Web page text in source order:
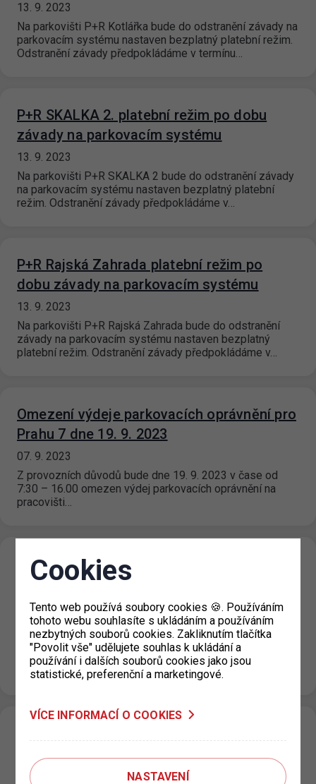
13. 9. 2023
Na parkovišti P+R Kotlářka bude do odstranění závady na
parkovacím systému nastaven bezplatný platební režim.
Odstranění závady předpokládáme v termínu…
P+R SKALKA 2. platební režim po dobu
závady na parkovacím systému
13. 9. 2023
Na parkovišti P+R SKALKA 2 bude do odstranění závady
na parkovacím systému nastaven bezplatný platební
režim. Odstranění závady předpokládáme v…
P+R Rajská Zahrada platební režim po
dobu závady na parkovacím systému
13. 9. 2023
Na parkovišti P+R Rajská Zahrada bude do odstranění
závady na parkovacím systému nastaven bezplatný
platební režim. Odstranění závady předpokládáme v…
Omezení výdeje parkovacích oprávnění pro
Prahu 7 dne 19. 9. 2023
07. 9. 2023
Z provozních důvodů bude dne 19. 9. 2023 v čase od
7:30 – 16.00 omezen výdej parkovacích oprávnění na
pracovišti…
Nové ceny za krátkodobé stání v lokalitě
Prahy 6 (Hradčany) s platností od 1. 9.
2023
31. 8. 2023
Na základě rozhodnutí Městské části Praha 6 dochází od
1. 9. 2023 ke změně cen za krátkodobé stání v
katastrálním…
30. 8. 2023
Cookies
Tento web používá soubory cookies 🍪. Používáním
tohoto webu souhlasíte s ukládáním a používáním
nezbytných souborů cookies. Zakliknutím tlačítka
"Povolit vše" udělujete souhlas k ukládání a
používání i dalších souborů cookies jako jsou
statistické, preferenční a marketingové.
VÍCE INFORMACÍ O COOKIES
NASTAVENÍ